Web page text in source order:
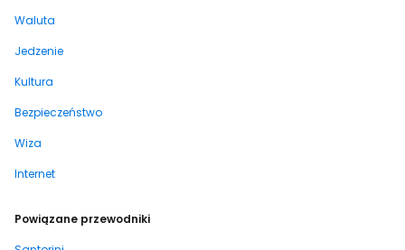
Waluta
Jedzenie
Kultura
Bezpieczeństwo
Wiza
Internet
Powiązane przewodniki